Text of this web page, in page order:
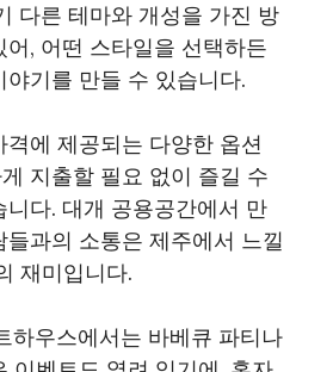
다른 테마와 개성을 가진 방
, 어떤 스타일을 선택하든
기를 만들 수 있습니다.
에 제공되는 다양한 옵션
지출할 필요 없이 즐길 수
니다. 대개 공용공간에서 만
들과의 소통은 제주에서 느낄
재미입니다.
하우스에서는 바베큐 파티나